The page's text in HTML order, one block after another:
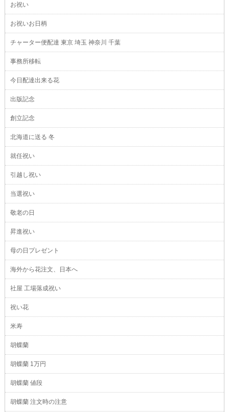
お祝い
お祝いお日柄
チャーター便配達 東京 埼玉 神奈川 千葉
事務所移転
今日配達出来る花
出版記念
創立記念
北海道に送る 冬
就任祝い
引越し祝い
当選祝い
敬老の日
昇進祝い
母の日プレゼント
海外から花注文、日本へ
社屋 工場落成祝い
祝い花
米寿
胡蝶蘭
胡蝶蘭 1万円
胡蝶蘭 値段
胡蝶蘭 注文時の注意